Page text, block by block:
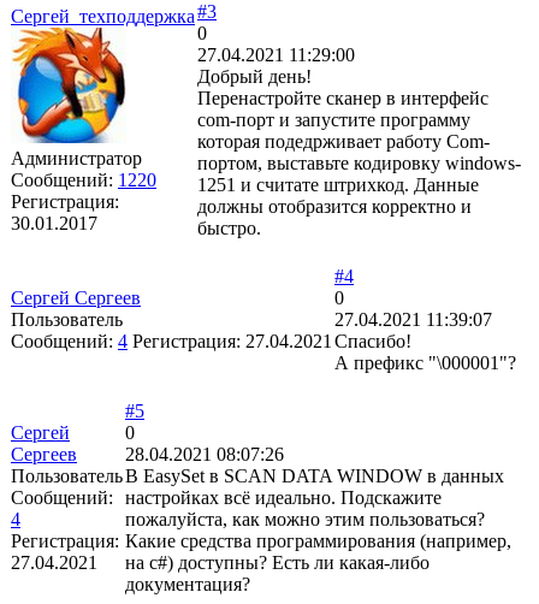
Сергей_техподдержка
Администратор
Сообщений: 1220
Регистрация:
30.01.2017
#3
0
27.04.2021 11:29:00
Добрый день!
Перенастройте сканер в интерфейс
com-порт и запустите программу
которая подедрживает работу Com-
портом, выставьте кодировку windows-
1251 и считате штрихкод. Данные
должны отобразится корректно и
быстро.
Сергей Сергеев
Пользователь
Сообщений: 4 Регистрация: 27.04.2021
#4
0
27.04.2021 11:39:07
Спасибо!
А префикс "\000001"?
Сергей
Сергеев
Пользователь
Сообщений:
4
Регистрация:
27.04.2021
#5
0
28.04.2021 08:07:26
В EasySet в SCAN DATA WINDOW в данных
настройках всё идеально. Подскажите
пожалуйста, как можно этим пользоваться?
Какие средства программирования (например,
на c#) доступны? Есть ли какая-либо
документация?